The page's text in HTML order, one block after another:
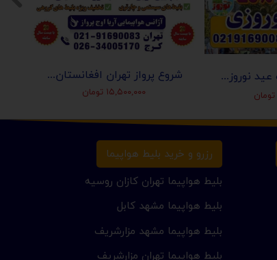
شروع پرواز تهران افغانستان (کابل-مزارشریف-هرات-قندهار)
۱۵,۵۰۰,۰۰۰ تومان
تور استانبول ویژه عید نوروز 1405 | مجری مستقیم ✈️
بلیط هواپیما تهران مزارشریف
بلیط هواپیما مشهد کابل
بلیط هواپیما مشهد مزارشریف
بلیط هواپیما تهران کازان روسیه
رزرو و خرید بلیط هواپیما